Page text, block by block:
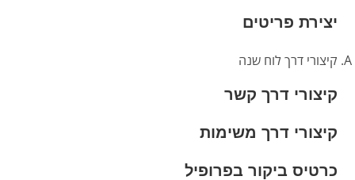
יצירת פריטים
קיצורי דרך לוח שנה
קיצורי דרך קשר
קיצורי דרך משימות
כרטיס ביקור בפרופיל